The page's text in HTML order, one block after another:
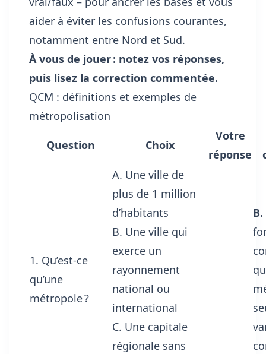
aider à éviter les confusions courantes,
notamment entre Nord et Sud.
À vous de jouer : notez vos réponses,
puis lisez la correction commentée.
QCM : définitions et exemples de
métropolisation
Question Choix
Votre
réponse
1. Qu’est-ce
qu’une
métropole ?
A. Une ville de
plus de 1 million
d’habitants
B. Une ville qui
exerce un
rayonnement
national ou
international
C. Une capitale
régionale sans
B.